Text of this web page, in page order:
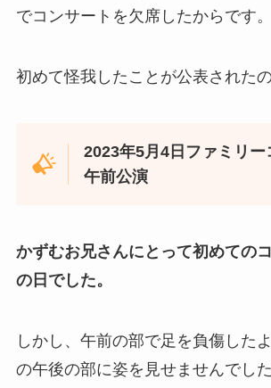
でコンサートを欠席したからです。
初めて怪我したことが公表された
2023年5月4日ファミリ
午前公演
かずむお兄さんにとって初めての
の日でした。
しかし、午前の部で足を負傷した
の午後の部に姿を見せませんでした